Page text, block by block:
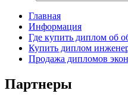
Главная
Информация
Где купить диплом об
Купить диплом
Продажа дипломов
Партнеры